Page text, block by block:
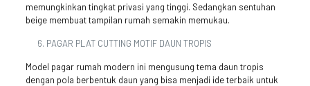
memungkinkan tingkat privasi yang tinggi. Sedangkan sentuhan
beige membuat tampilan rumah semakin memukau.
PAGAR PLAT CUTTING MOTIF DAUN TROPIS
Model pagar rumah modern ini mengusung tema daun tropis
dengan pola berbentuk daun yang bisa menjadi ide terbaik untuk